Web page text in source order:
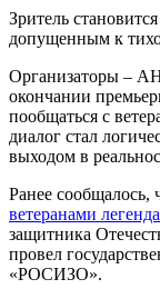
Зритель
допущенным к
Организаторы –
окончании
пообщаться с
диалог стал
выходом в
Ранее сообщалось,
ветеранами
защитника
провел
«РОСИЗО».